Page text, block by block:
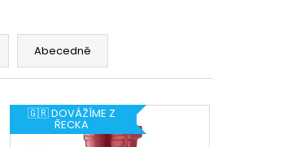
Abecedně
🇬🇷 DOVÁŽÍME Z
ŘECKA